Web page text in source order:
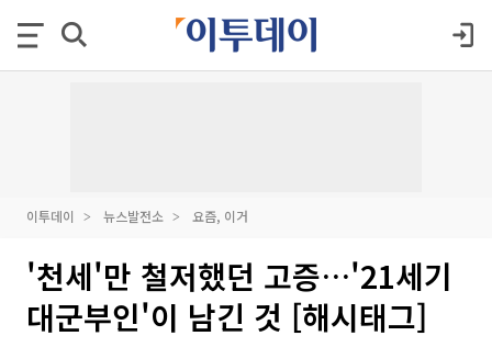
이투데이 뉴스발전소 요즘, 이거
'천세'만 철저했던 고증…'21세기
대군부인'이 남긴 것 [해시태그]